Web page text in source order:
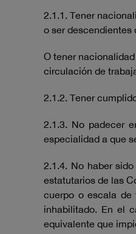
2.1.1. Tener
o ser descendientes
O tener
circulación de
2.1.2. Tener
2.1.3. No padecer
especialidad a que
2.1.4. No haber
estatutarios de las
cuerpo o escala de
inhabilitado. En el
equivalente que